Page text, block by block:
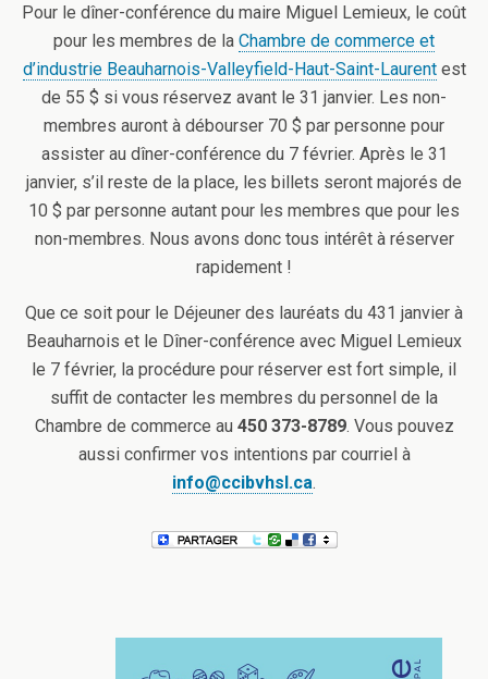
Pour le dîner-conférence du maire Miguel Lemieux, le coût
pour les membres de la Chambre de commerce et
d’industrie Beauharnois-Valleyfield-Haut-Saint-Laurentest
de 55 $ si vous réservez avant le 31 janvier. Les non-
membres auront à débourser 70 $ par personne pour
assister au dîner-conférence du 7 février. Après le 31
janvier, s’il reste de la place, les billets seront majorés de
10 $ par personne autant pour les membres que pour les
non-membres. Nous avons donc tous intérêt à réserver
rapidement !
Que ce soit pour le Déjeuner des lauréats du 431 janvier à
Beauharnois et le Dîner-conférence avec Miguel Lemieux
le 7 février, la procédure pour réserver est fort simple, il
suffit de contacter les membres du personnel de la
Chambre de commerce au 450 373-8789. Vous pouvez
aussi confirmer vos intentions par courriel à
info@ccibvhsl.ca.